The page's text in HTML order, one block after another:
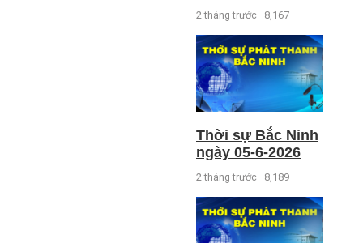
2 tháng trước 8,167
Thời sự Bắc Ninh
ngày 05-6-2026
2 tháng trước 8,189